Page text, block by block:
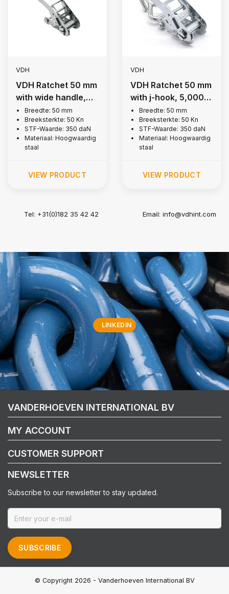
VDH
VDH Ratchet 50 mm
with wide handle,
5,000 kg
Breedte: 50 mm
Breeksterkte: 50 Kn
STF-Waarde: 350 daN
Materiaal: Hoogwaardig
staal
VIEW PRODUCT
VDH
VDH Ratchet 50 mm
with j-hook, 5,000
kgBreedte: 50 mm
Breeksterkte: 50 Kn
STF-Waarde: 350 daN
Materiaal: Hoogwaardig
staal
VIEW PRODUCT
Tel: +31(0)182 35 42 42 Email:info@vdhint.com
LINKEDIN
VANDERHOEVEN INTERNATIONAL BV
MY ACCOUNT
CUSTOMER SUPPORT
NEWSLETTER
Subscribe to our newsletter to stay updated.
SUBSCRIBE
© Copyright 2026 - Vanderhoeven International BV